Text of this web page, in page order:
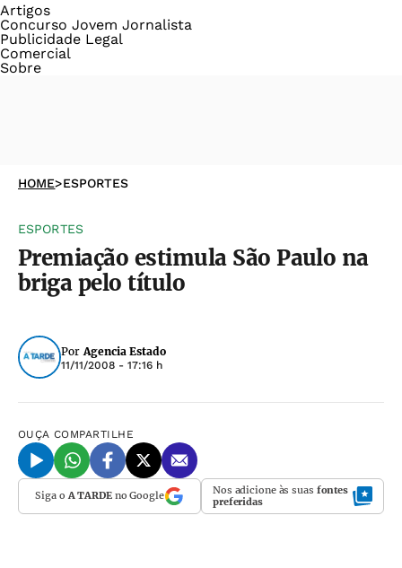
Artigos
Concurso Jovem Jornalista
Publicidade Legal
Comercial
Sobre
HOME>ESPORTES
ESPORTES
Premiação estimula São Paulo na
briga pelo título
Por Agencia Estado
11/11/2008 - 17:16 h
OUÇA COMPARTILHE
Siga oA TARDEno Google Nos adicione às suas fontes
preferidas